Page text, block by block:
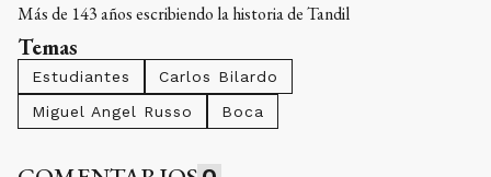
Más de 143 años escribiendo la historia de Tandil
Temas
Estudiantes
Carlos Bilardo
Miguel Angel Russo
Boca